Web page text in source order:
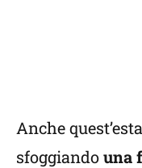
Anche
sfoggiandouna